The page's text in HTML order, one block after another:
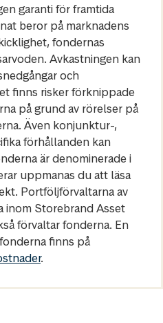
garanti för framtida
beror på marknadens
fondernas
Avkastningen kan
och
finns risker förknippade
på grund av rörelser på
Även konjunktur-,
förhållanden kan
är denominerade i
uppmanas du att läsa
Portföljförvaltarna av
inom Storebrand Asset
förvaltar fonderna. En
finns på
.